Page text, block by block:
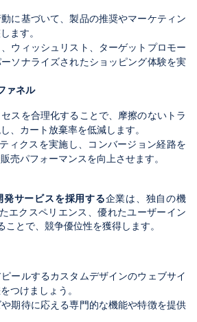
に基づいて、製品の推奨やマーケティン
ます。
ウィッシュリスト、ターゲットプロモー
ソナライズされたショッピング体験を実
ァネル
スを合理化することで、摩擦のないトラ
、カート放棄率を低減します。
ィクスを実施し、コンバージョン経路を
売パフォーマンスを向上させます。
サービスを採用する企業は、独自の機
エクスペリエンス、優れたユーザーイン
とで、競争優位性を獲得します。
ールするカスタムデザインのウェブサイ
つけましょう。
期待に応える専門的な機能や特徴を提供